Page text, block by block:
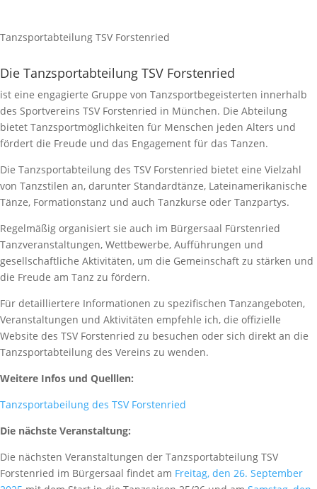
Tanzsportabteilung TSV Forstenried
Die Tanzsportabteilung TSV Forstenried
ist eine engagierte Gruppe von Tanzsportbegeisterten innerhalb
des Sportvereins TSV Forstenried in München. Die Abteilung
bietet Tanzsportmöglichkeiten für Menschen jeden Alters und
fördert die Freude und das Engagement für das Tanzen.
Die Tanzsportabteilung des TSV Forstenried bietet eine Vielzahl
von Tanzstilen an, darunter Standardtänze, Lateinamerikanische
Tänze, Formationstanz und auch Tanzkurse oder Tanzpartys.
Regelmäßig organisiert sie auch im Bürgersaal Fürstenried
Tanzveranstaltungen, Wettbewerbe, Aufführungen und
gesellschaftliche Aktivitäten, um die Gemeinschaft zu stärken und
die Freude am Tanz zu fördern.
Für detailliertere Informationen zu spezifischen Tanzangeboten,
Veranstaltungen und Aktivitäten empfehle ich, die offizielle
Website des TSV Forstenried zu besuchen oder sich direkt an die
Tanzsportabteilung des Vereins zu wenden.
Weitere Infos und Quelllen:
Tanzsportabeilung des TSV Forstenried
Die nächste Veranstaltung:
Die nächsten Veranstaltungen der Tanzsportabteilung TSV
Forstenried im Bürgersaal findet am Freitag, den 26. September